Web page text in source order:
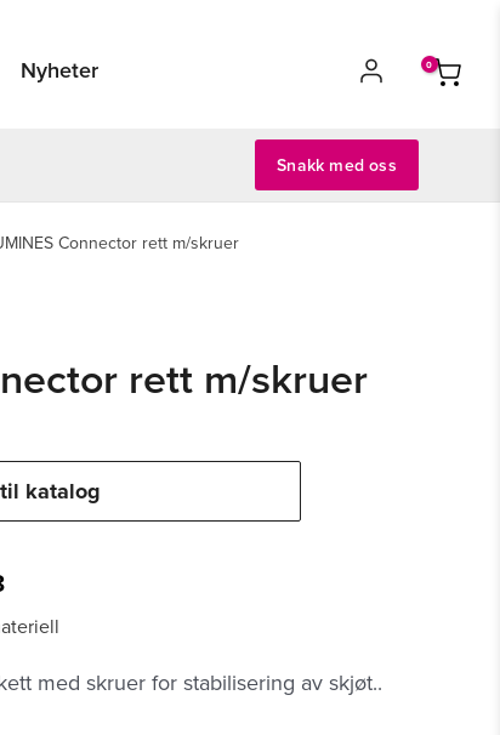
Nyheter
Snakk med oss
Connector rett m/skruer
rett m/skruer
katalog
med skruer for stabilisering av skjøt..